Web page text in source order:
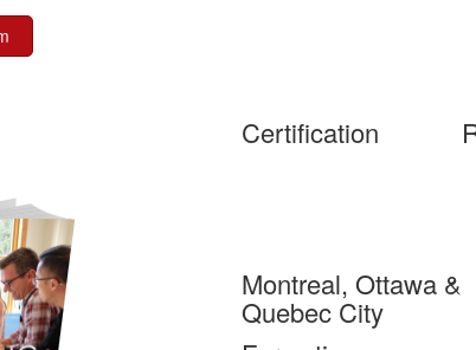
Certification
Montreal, Ottawa &
Quebec City